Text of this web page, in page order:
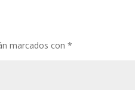
marcados con*